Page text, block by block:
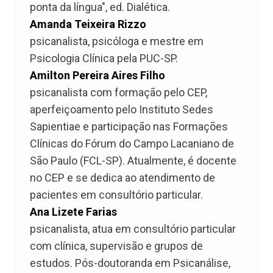
ponta da língua", ed. Dialética.
Amanda Teixeira Rizzo
psicanalista, psicóloga e mestre em
Psicologia Clínica pela PUC-SP.
Amilton Pereira Aires Filho
psicanalista com formação pelo CEP,
aperfeiçoamento pelo Instituto Sedes
Sapientiae e participação nas Formações
Clínicas do Fórum do Campo Lacaniano de
São Paulo (FCL-SP). Atualmente, é docente
no CEP e se dedica ao atendimento de
pacientes em consultório particular.
Ana Lizete Farias
psicanalista, atua em consultório particular
com clínica, supervisão e grupos de
estudos. Pós-doutoranda em Psicanálise,